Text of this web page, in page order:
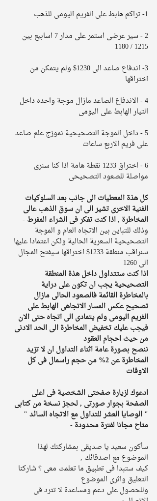
1- تراكم هابط على الفريم اليومى للذهب
2 - سير عرضى استمر على مدار 7 اسابيع بين
1215 / 1180
3- اندفاع صاعد الى 1230$ ولم يتمكن من
اختراقها
4 - الاندفاع الصاعد مازال موجة واحده داخل
التيار الهابط على اليومى
5 - داخل الموجة التصحيحية نموزج علم صاعد
على فريم الاربع ساعات
6 - اختراق 1233 نقطة هامة اذا كنا سنرى
مواصلة للصعود التصحيحى
كل هذة المعطيات الى جانب بعد السلوكيات
الفنية الاخرى تشير الى ان سوق الذهب عالى
المخاطرة , اذا كنت تفكر فى الشراء المفرط -
وذلك للتباين بين الاتجاه العام و الموجة
التصحيحية السعرية الحالية ولكن اعتمادا عليها
سنراقب منطقة 1233$ اختراقها سيفتح المجال
الى 1260
اذا كنت ستتداول داخل هذة المنطقة
التصحيحية يجب ان تكون على دراية
بالمخاطرة القائمة فالصعود الحالى مازال
تصحيح عكس المسار الاتجاهى الهابط على
الفريم اليومى ولم يتمادى الى اتجاه حتى الان
فيجب عليك تخفيض المخاطرة الى الحد الادنى
من حيث احجام العقود
ننصح بصورة عامة اثناء التداول ان لا تزيد
المخاطرة عن 2% من حجم راسمال فى كل
الاوقات
ادعوك لزيارة صفحتى الشخصية فى اعلى
الصفحة بجوار صورتى , لحجز نسخة من كتابى
" الوصايا العشر للتداول مع الاتجاه السائد "
متاح مجانا لفترة محدودة -
سأكون سعيد يا صديقى بمشاركتك لهذا
الموضوع مع اصدقائك ,
كيف ستبدا فى تطبيق ما تعلمت معى ؟ شاركنا
التعليق واثرى الموضوع
وللحصول على دعم ومساعدة لا تترد فى